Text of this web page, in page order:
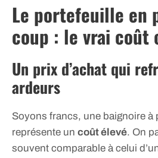
Le portefeuille en
coup : le vrai coût
Un prix d’achat qui
ardeurs
Soyons francs, une baignoire à
représente un coût élevé. On
souvent comparable à celui